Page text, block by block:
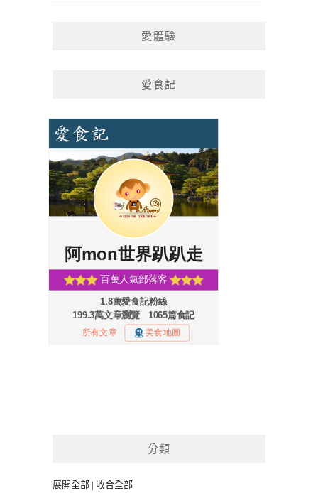
愛體驗
愛食記
分類
展開全部 | 收合全部